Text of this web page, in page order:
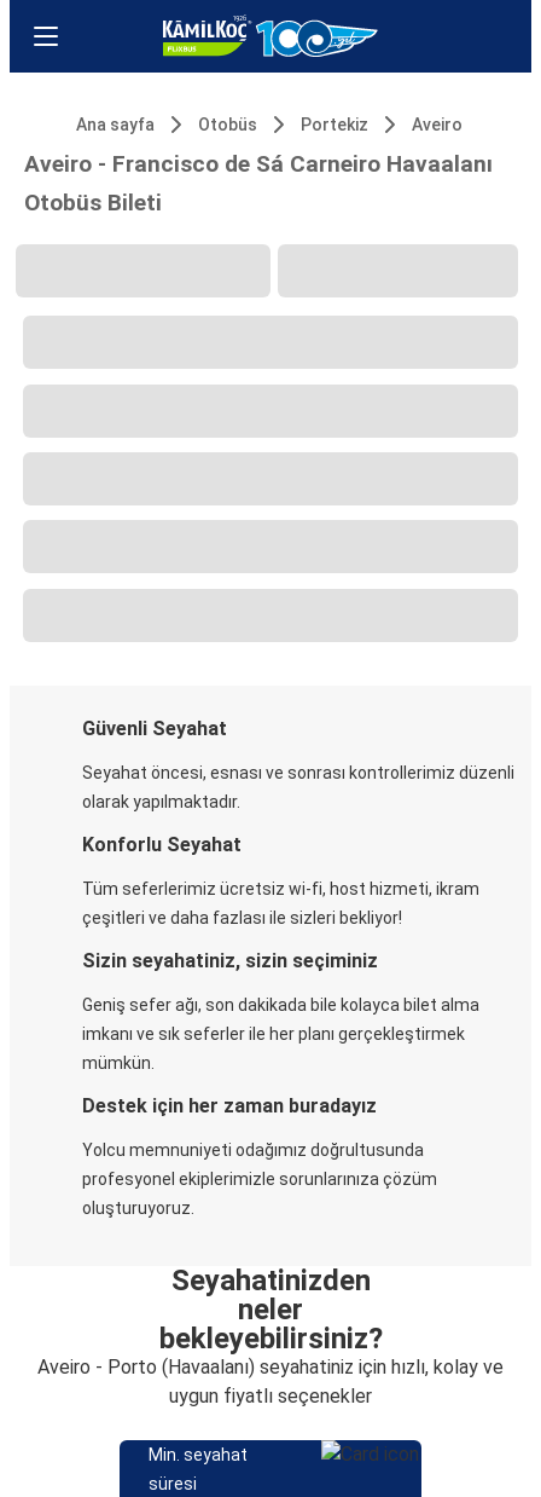
Ana sayfa Otobüs Portekiz Aveiro
Aveiro - Francisco de Sá Carneiro Havaalanı
Otobüs Bileti
Güvenli Seyahat
Seyahat öncesi, esnası ve sonrası kontrollerimiz düzenli
olarak yapılmaktadır.
Konforlu Seyahat
Tüm seferlerimiz ücretsiz wi-fi, host hizmeti, ikram
çeşitleri ve daha fazlası ile sizleri bekliyor!
Sizin seyahatiniz, sizin seçiminiz
Geniş sefer ağı, son dakikada bile kolayca bilet alma
imkanı ve sık seferler ile her planı gerçekleştirmek
mümkün.
Destek için her zaman buradayız
Yolcu memnuniyeti odağımız doğrultusunda
profesyonel ekiplerimizle sorunlarınıza çözüm
oluşturuyoruz.
Seyahatinizden
neler
bekleyebilirsiniz?
Aveiro - Porto (Havaalanı) seyahatiniz için hızlı, kolay ve
uygun fiyatlı seçenekler
Min. seyahat
süresi